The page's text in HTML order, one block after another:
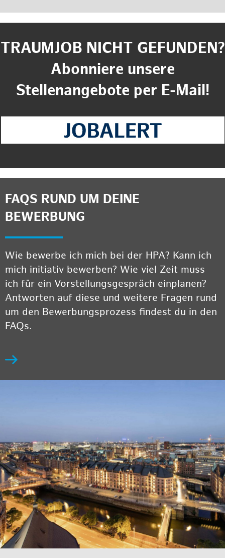
TRAUMJOB NICHT GEFUNDEN?
Abonniere unsere
Stellenangebote per E-Mail!
FAQS RUND UM DEINE
BEWERBUNG
Wie bewerbe ich mich bei der HPA? Kann ich
mich initiativ bewerben? Wie viel Zeit muss
ich für ein Vorstellungsgespräch einplanen?
Antworten auf diese und weitere Fragen rund
um den Bewerbungsprozess findest du in den
FAQs.